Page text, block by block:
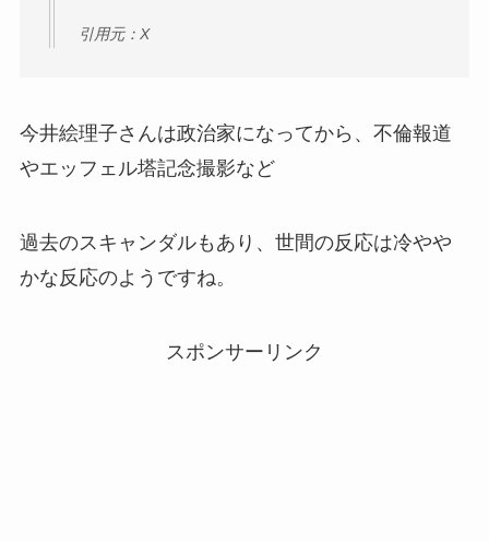
引用元：X
今井絵理子さんは政治家になってから、不倫報道
やエッフェル塔記念撮影など
過去のスキャンダルもあり、世間の反応は冷やや
かな反応のようですね。
スポンサーリンク